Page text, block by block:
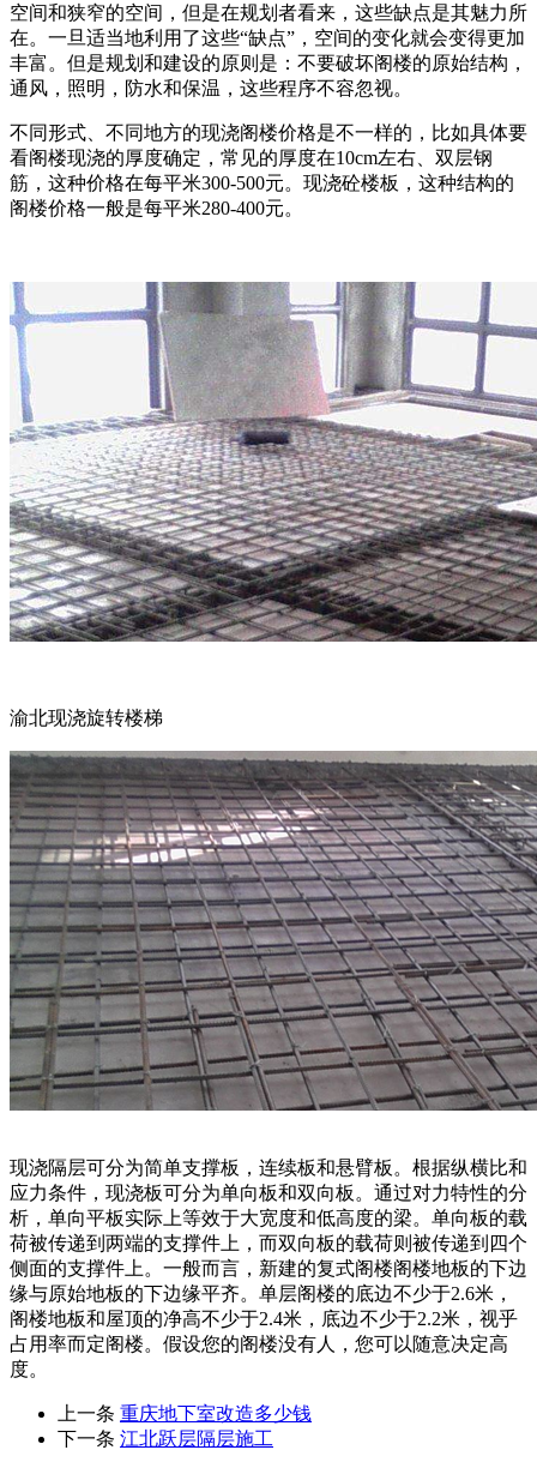
空间和狭窄的空间，但是在规划者看来，这些缺点是其魅力所
在。一旦适当地利用了这些“缺点”，空间的变化就会变得更加
丰富。但是规划和建设的原则是：不要破坏阁楼的原始结构，
通风，照明，防水和保温，这些程序不容忽视。
不同形式、不同地方的现浇阁楼价格是不一样的，比如具体要
看阁楼现浇的厚度确定，常见的厚度在10cm左右、双层钢
筋，这种价格在每平米300-500元。现浇砼楼板，这种结构的
阁楼价格一般是每平米280-400元。
渝北现浇旋转楼梯
现浇隔层可分为简单支撑板，连续板和悬臂板。根据纵横比和
应力条件，现浇板可分为单向板和双向板。通过对力特性的分
析，单向平板实际上等效于大宽度和低高度的梁。单向板的载
荷被传递到两端的支撑件上，而双向板的载荷则被传递到四个
侧面的支撑件上。一般而言，新建的复式阁楼阁楼地板的下边
缘与原始地板的下边缘平齐。单层阁楼的底边不少于2.6米，
阁楼地板和屋顶的净高不少于2.4米，底边不少于2.2米，视乎
占用率而定阁楼。假设您的阁楼没有人，您可以随意决定高
度。
上一条 重庆地下室改造多少钱
下一条 江北跃层隔层施工